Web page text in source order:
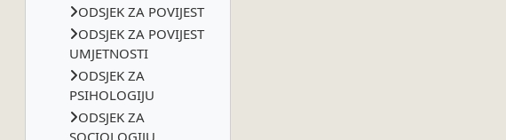
ODSJEK ZA POVIJEST
ODSJEK ZA POVIJEST
UMJETNOSTI
ODSJEK ZA
PSIHOLOGIJU
ODSJEK ZA